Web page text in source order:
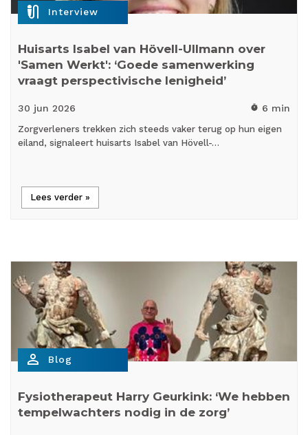
mic_external_on Interview
Huisarts Isabel van Hövell-Ullmann over
'Samen Werkt': ‘Goede samenwerking
vraagt perspectivische lenigheid’
30 jun 2026 timer 6 min
Zorgverleners trekken zich steeds vaker terug op hun eigen
eiland, signaleert huisarts Isabel van Hövell-…
Lees verder »
person_outline Blog
Fysiotherapeut Harry Geurkink: ‘We hebben
tempelwachters nodig in de zorg’